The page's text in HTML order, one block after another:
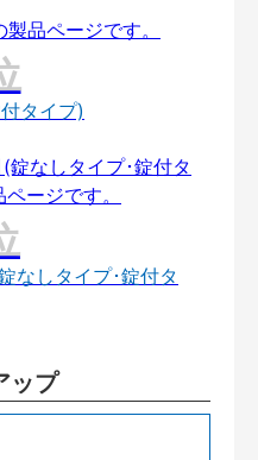
タイプ)
なしタイプ･錠付タ
ップ